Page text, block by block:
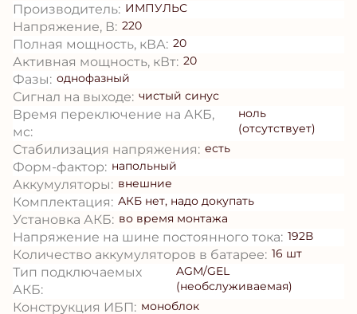
Производитель: ИМПУЛЬС
Напряжение, В: 220
Полная мощность, кВА: 20
Активная мощность, кВт: 20
Фазы: однофазный
Сигнал на выходе: чистый синус
Время переключение на АКБ,
мс:
ноль
(отсутствует)
Стабилизация напряжения: есть
Форм-фактор: напольный
Аккумуляторы: внешние
Комплектация: АКБ нет, надо докупать
Установка АКБ: во время монтажа
Напряжение на шине постоянного тока: 192В
Количество аккумуляторов в батарее: 16 шт
Тип подключаемых
АКБ:
AGM/GEL
(необслуживаемая)
Конструкция ИБП: моноблок